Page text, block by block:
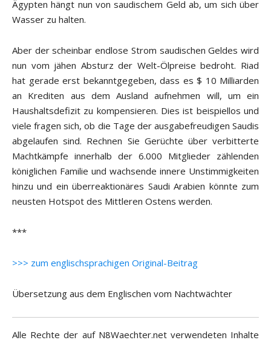
Ägypten hängt nun von saudischem Geld ab, um sich über
Wasser zu halten.
Aber der scheinbar endlose Strom saudischen Geldes wird
nun vom jähen Absturz der Welt-Ölpreise bedroht. Riad
hat gerade erst bekanntgegeben, dass es $ 10 Milliarden
an Krediten aus dem Ausland aufnehmen will, um ein
Haushaltsdefizit zu kompensieren. Dies ist beispiellos und
viele fragen sich, ob die Tage der ausgabefreudigen Saudis
abgelaufen sind. Rechnen Sie Gerüchte über verbitterte
Machtkämpfe innerhalb der 6.000 Mitglieder zählenden
königlichen Familie und wachsende innere Unstimmigkeiten
hinzu und ein überreaktionäres Saudi Arabien könnte zum
neusten Hotspot des Mittleren Ostens werden.
***
>>> zum englischsprachigen Original-Beitrag
Übersetzung aus dem Englischen vom Nachtwächter
Alle Rechte der auf N8Waechter.net verwendeten Inhalte